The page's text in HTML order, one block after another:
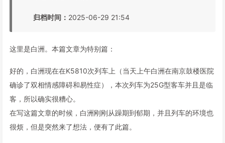
归档时间： 2025-06-29 21:54
这里是白洲。本篇文章为特别篇：
好的，白洲现在在K5810次列车上（当天上午白洲在南京鼓楼医院
确诊了双相情感障碍和易性症），本次列车为25G型客车并且是临
客，所以确实很糟心。
在写这篇文章的时候，白洲刚刚从躁期到郁期，并且列车的环境也
很烦，但是突然来了想法，便有了此篇。